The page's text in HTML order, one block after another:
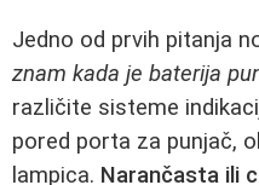
Jedno od prvih pitanja
znam kada je baterija
različite sisteme
pored porta za punjač,
lampica. Narančasta ili